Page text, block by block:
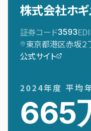
株式会社ホギ
証券コード3593
東京都港区赤坂２
公式サイト
2024年度 平均
665